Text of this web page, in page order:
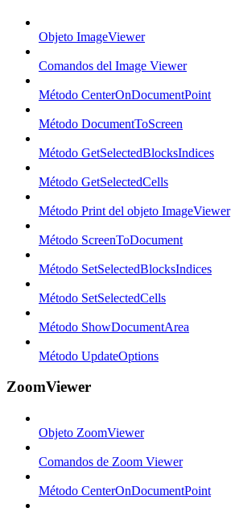
Objeto ImageViewer
Comandos del Image Viewer
Método CenterOnDocumentPoint
Método DocumentToScreen
Método GetSelectedBlocksIndices
Método GetSelectedCells
Método Print del objeto ImageViewer
Método ScreenToDocument
Método SetSelectedBlocksIndices
Método SetSelectedCells
Método ShowDocumentArea
Método UpdateOptions
ZoomViewer
Objeto ZoomViewer
Comandos de Zoom Viewer
Método CenterOnDocumentPoint